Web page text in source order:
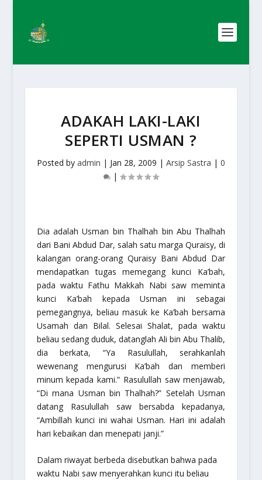
ADAKAH LAKI-LAKI
SEPERTI USMAN ?
Posted by admin | Jan 28, 2009 | Arsip Sastra | 0
|
Dia adalah Usman bin Thalhah bin Abu Thalhah
dari Bani Abdud Dar, salah satu marga Quraisy, di
kalangan orang-orang Quraisy Bani Abdud Dar
mendapatkan tugas memegang kunci Ka’bah,
pada waktu Fathu Makkah Nabi saw meminta
kunci Ka’bah kepada Usman ini sebagai
pemegangnya, beliau masuk ke Ka’bah bersama
Usamah dan Bilal. Selesai Shalat, pada waktu
beliau sedang duduk, datanglah Ali bin Abu Thalib,
dia berkata, “Ya Rasulullah, serahkanlah
wewenang mengurusi Ka’bah dan memberi
minum kepada kami.” Rasulullah saw menjawab,
“Di mana Usman bin Thalhah?” Setelah Usman
datang Rasulullah saw bersabda kepadanya,
“Ambillah kunci ini wahai Usman. Hari ini adalah
hari kebaikan dan menepati janji.”
Dalam riwayat berbeda disebutkan bahwa pada
waktu Nabi saw menyerahkan kunci itu beliau